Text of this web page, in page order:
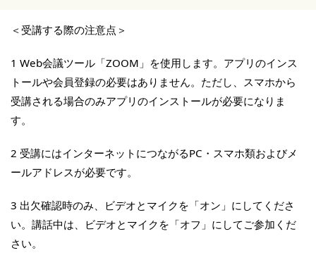
＜受講する際の注意点＞
1 Web会議ツール「ZOOM」を使用します。アプリのインス
トールや会員登録の必要はありません。ただし、スマホから
受講される場合のみアプリのインストールが必要になりま
す。
2 受講にはインターネットにつながるPC・スマホ類およびメ
ールアドレスが必要です。
3 出欠確認時のみ、ビデオとマイクを「オン」にしてくださ
い。講話中は、ビデオとマイクを「オフ」にしてご参加くだ
さい。